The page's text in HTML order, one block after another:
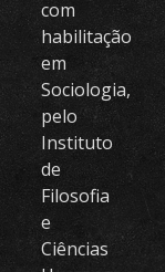
com
habilitação
em
Sociologia,
pelo
Instituto
de
Filosofia
e
Ciências